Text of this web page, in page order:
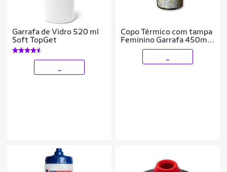
Garrafa de Vidro 520 ml
Soft TopGet
Copo Térmico com tampa
Feminino Garrafa 450ml
quente e frio